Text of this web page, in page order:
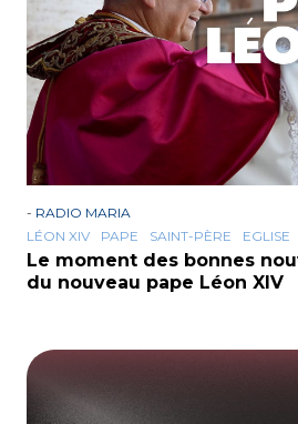
- RADIO MARIA
LÉON XIV
PAPE SAINT-PÈRE EGLISE
Le moment des bonnes
du nouveau pape Léon XIV